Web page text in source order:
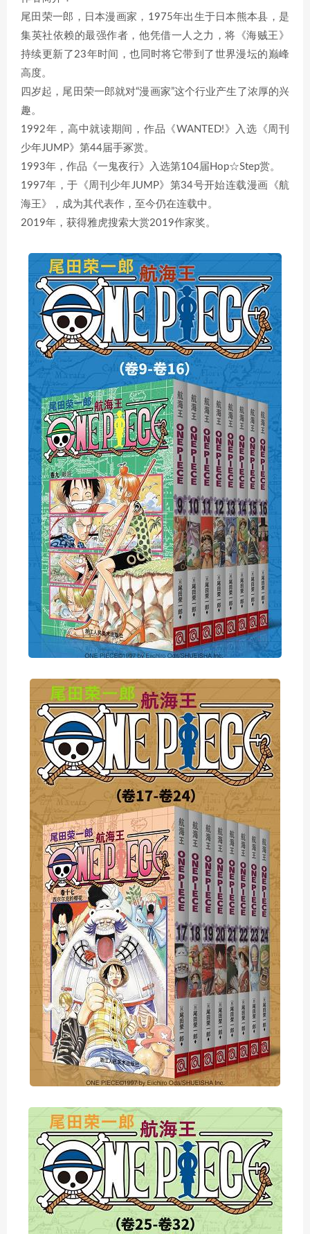
尾田荣一郎，日本漫画家，1975年出生于日本熊本县，是
集英社依赖的最强作者，他凭借一人之力，将《海贼王》
持续更新了23年时间，也同时将它带到了世界漫坛的巅峰
高度。
四岁起，尾田荣一郎就对“漫画家”这个行业产生了浓厚的兴
趣。
1992年，高中就读期间，作品《WANTED!》入选《周刊
少年JUMP》第44届手冢赏。
1993年，作品《一鬼夜行》入选第104届Hop☆Step赏。
1997年，于《周刊少年JUMP》第34号开始连载漫画《航
海王》，成为其代表作，至今仍在连载中。
2019年，获得雅虎搜索大赏2019作家奖。